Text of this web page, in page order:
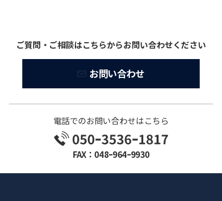
ご質問・ご相談はこちらからお問い合わせください
お問い合わせ
電話でのお問い合わせはこちら
FAX：048ｰ964ｰ9930